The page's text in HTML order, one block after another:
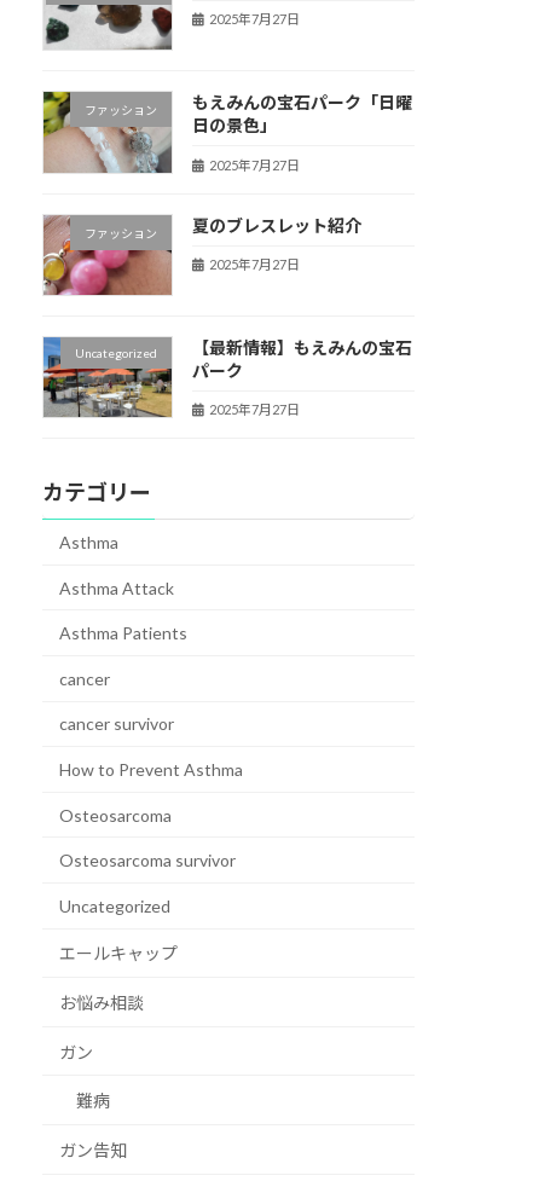
2025年7月27日
ファッション
もえみんの宝石パーク「日曜
日の景色」
2025年7月27日
ファッション 夏のブレスレット紹介
2025年7月27日
Uncategorized
【最新情報】もえみんの宝石
パーク
2025年7月27日
カテゴリー
Asthma
Asthma Attack
Asthma Patients
cancer
cancer survivor
How to Prevent Asthma
Osteosarcoma
Osteosarcoma survivor
Uncategorized
エールキャップ
お悩み相談
ガン
難病
ガン告知